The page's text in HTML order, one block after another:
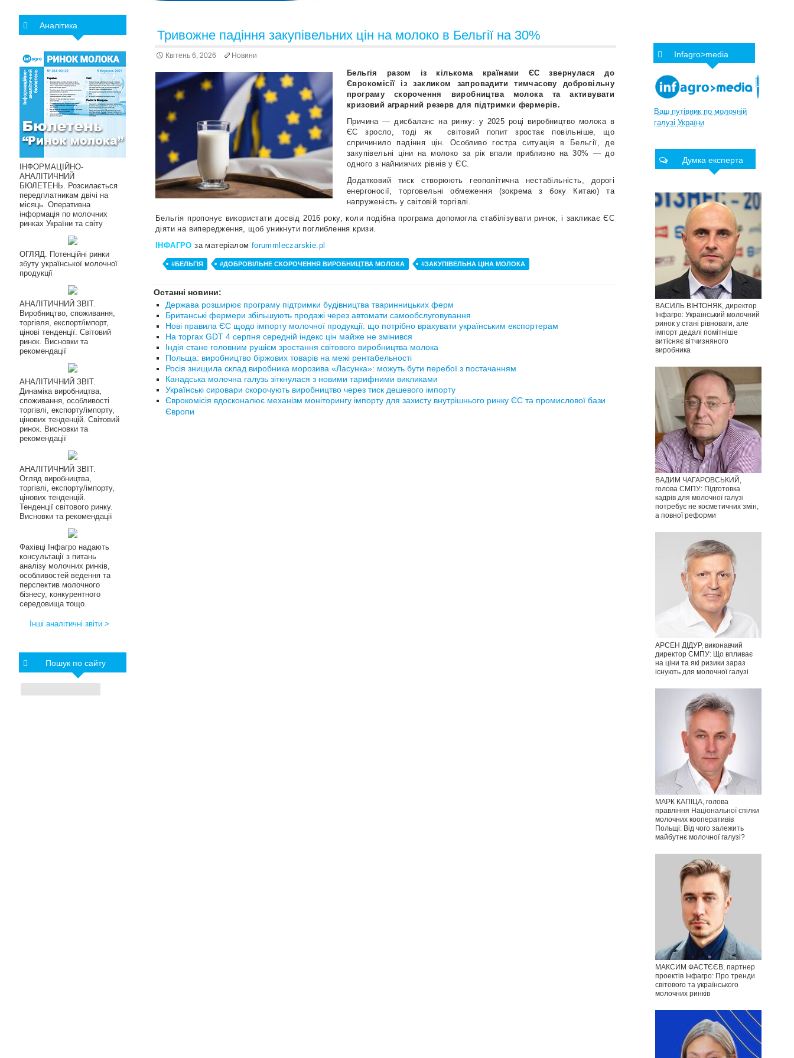
Тривожне падіння закупівельних цін на молоко в Бельгії на 30%
Квітень 6, 2026 Новини
Бельгія разом із кількома країнами ЄС звернулася до
Єврокомісії із закликом запровадити тимчасову добровільну
програму скорочення виробництва молока та активувати
кризовий аграрний резерв для підтримки фермерів.
Причина — дисбаланс на ринку: у 2025 році виробництво молока в
ЄС зросло, тоді як світовий попит зростає повільніше, що
спричинило падіння цін. Особливо гостра ситуація в Бельгії, де
закупівельні ціни на молоко за рік впали приблизно на 30% — до
одного з найнижчих рівнів у ЄС.
Додатковий тиск створюють геополітична нестабільність, дорогі
енергоносії, торговельні обмеження (зокрема з боку Китаю) та
напруженість у світовій торгівлі.
Бельгія пропонує використати досвід 2016 року, коли подібна програма допомогла стабілізувати ринок, і закликає ЄС
діяти на випередження, щоб уникнути поглиблення кризи.
ІНФАГРО за матеріалом forummleczarskie.pl
#БЕЛЬГІЯ #ДОБРОВІЛЬНЕ СКОРОЧЕННЯ ВИРОБНИЦТВА МОЛОКА #ЗАКУПІВЕЛЬНА ЦІНА МОЛОКА
Останні новини:
Держава розширює програму підтримки будівництва тваринницьких ферм
Британські фермери збільшують продажі через автомати самообслуговування
Нові правила ЄС щодо імпорту молочної продукції: що потрібно врахувати українським експортерам
На торгах GDT 4 серпня середній індекс цін майже не змінився
Індія стане головним рушієм зростання світового виробництва молока
Польща: виробництво біржових товарів на межі рентабельності
Росія знищила склад виробника морозива «Ласунка»: можуть бути перебої з постачанням
Канадська молочна галузь зіткнулася з новими тарифними викликами
Українські сировари скорочують виробництво через тиск дешевого імпорту
Єврокомісія вдосконалює механізм моніторингу імпорту для захисту внутрішнього ринку ЄС та промислової бази
Європи
Infagro>media
Ваш путівник по молочній
галузі України
Думка експерта
ВАСИЛЬ ВІНТОНЯК, директор
Інфагро: Український молочний
ринок у стані рівноваги, але
імпорт дедалі помітніше
витісняє вітчизняного
виробника
ВАДИМ ЧАГАРОВСЬКИЙ,
голова СМПУ: Підготовка
кадрів для молочної галузі
потребує не косметичних змін,
а повної реформи
АРСЕН ДІДУР, виконавчий
директор СМПУ: Що впливає
на ціни та які ризики зараз
існують для молочної галузі
МАРК КАПІЦА, голова
правління Національної спілки
молочних кооперативів
Польщі: Від чого залежить
майбутнє молочної галузі?
МАКСИМ ФАСТЄЄВ, партнер
проектів Інфагро: Про тренди
світового та українського
молочних ринків
Аналітика
ІНФОРМАЦІЙНО-
АНАЛІТИЧНИЙ
БЮЛЕТЕНЬ. Розсилається
передплатникам двічі на
місяць. Оперативна
інформація по молочних
ринках України та світу
ОГЛЯД. Потенційні ринки
збуту української молочної
продукції
АНАЛІТИЧНИЙ ЗВІТ.
Виробництво, споживання,
торгівля, експорт/імпорт,
цінові тенденції. Світовий
ринок. Висновки та
рекомендації
АНАЛІТИЧНИЙ ЗВІТ.
Динаміка виробництва,
споживання, особливості
торгівлі, експорту/імпорту,
цінових тенденцій. Світовий
ринок. Висновки та
рекомендації
АНАЛІТИЧНИЙ ЗВІТ.
Огляд виробництва,
торгівлі, експорту/імпорту,
цінових тенденцій.
Тенденції світового ринку.
Висновки та рекомендації
Фахівці Інфагро надають
консультації з питань
аналізу молочних ринків,
особливостей ведення та
перспектив молочного
бізнесу, конкурентного
середовища тощо.
Інші аналітичні звіти >
Пошук по сайту